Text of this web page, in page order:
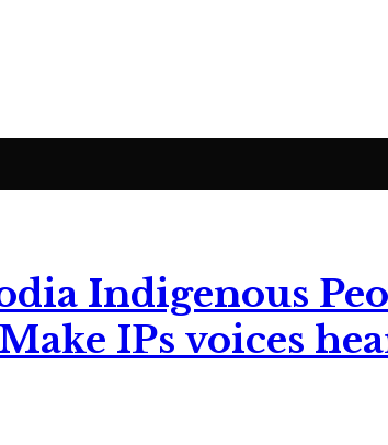
IPs voices